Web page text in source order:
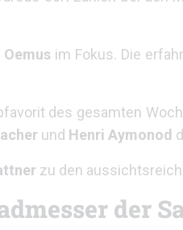
Oemus im Fokus. Die
des gesamten
und Henri Aymonod
zu den
der